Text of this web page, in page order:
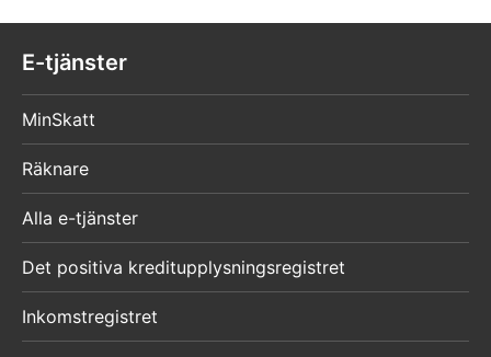
E-tjänster
MinSkatt
Räknare
Alla e-tjänster
Det positiva kreditupplysningsregistret
Inkomstregistret